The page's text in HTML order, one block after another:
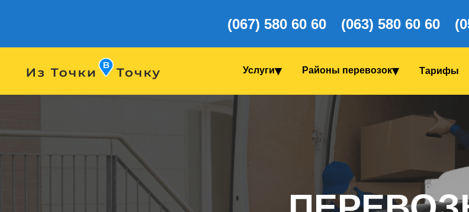
(067) 580 60 60 (063) 580 60 60
Услуги Районы перевозок Тарифы